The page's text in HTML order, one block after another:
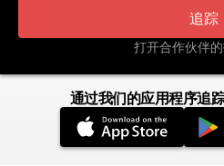
追踪
打开合作伙伴
通过我们的应用程序追